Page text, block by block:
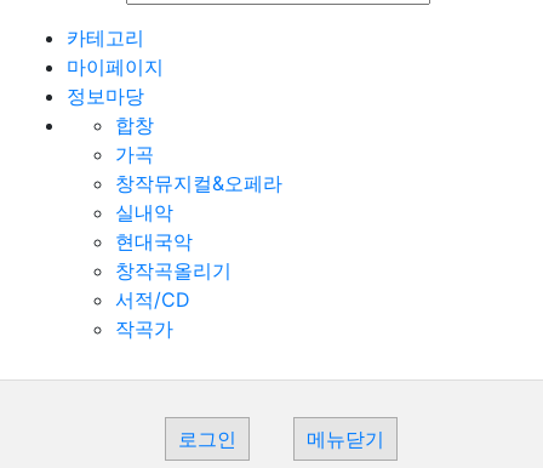
카테고리
마이페이지
정보마당
합창
가곡
창작뮤지컬&오페라
실내악
현대국악
창작곡올리기
서적/CD
작곡가
로그인 메뉴닫기